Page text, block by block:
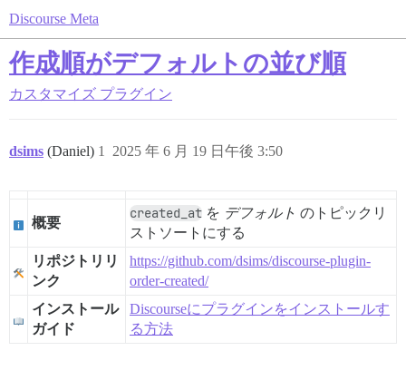
Discourse Meta
作成順がデフォルトの並び順
カスタマイズ プラグイン
dsims (Daniel) 2025 年 6 月 19 日午後 3:50
1
概要
created_at を デフォルト のトピックリ
ストソートにする
リポジトリリ
ンク
https://github.com/dsims/discourse-plugin-
order-created/
インストール
ガイド
Discourseにプラグインをインストールす
る方法